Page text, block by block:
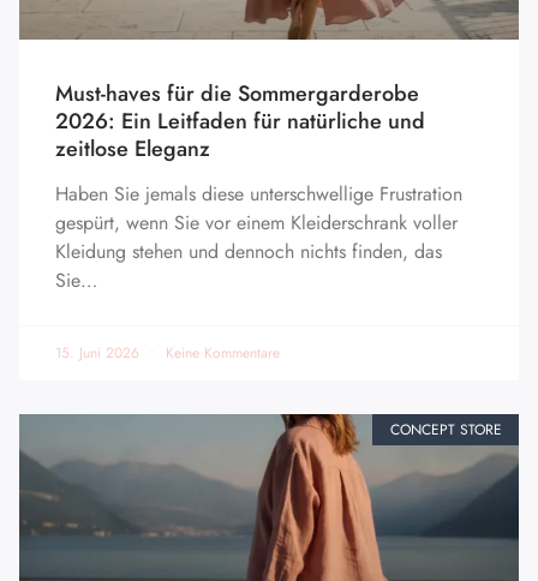
Must-haves für die Sommergarderobe
2026: Ein Leitfaden für natürliche und
zeitlose Eleganz
Haben Sie jemals diese unterschwellige Frustration
gespürt, wenn Sie vor einem Kleiderschrank voller
Kleidung stehen und dennoch nichts finden, das
Sie…
15. Juni 2026 Keine Kommentare
CONCEPT STORE